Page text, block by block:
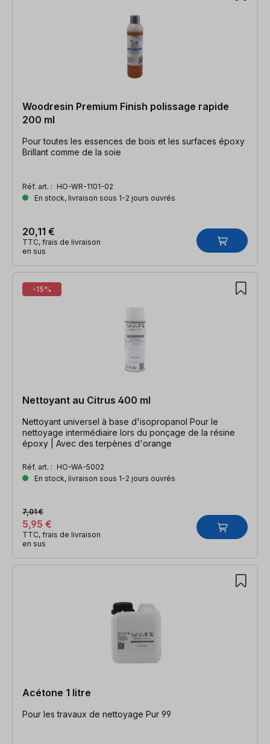
Woodresin Premium Finish polissage rapide
200 ml
Pour toutes les essences de bois et les surfaces époxy
Brillant comme de la soie
Réf. art. : HO-WR-1101-02
En stock, livraison sous 1-2 jours ouvrés
20,11 €
TTC, frais de livraison
en sus
-15%
Nettoyant au Citrus 400 ml
Nettoyant universel à base d'isopropanol Pour le
nettoyage intermédiaire lors du ponçage de la résine
époxy | Avec des terpènes d'orange
Réf. art. : HO-WA-5002
En stock, livraison sous 1-2 jours ouvrés
5,95 €
7,01 €
TTC, frais de livraison
en sus
Acétone 1 litre
Pour les travaux de nettoyage Pur 99